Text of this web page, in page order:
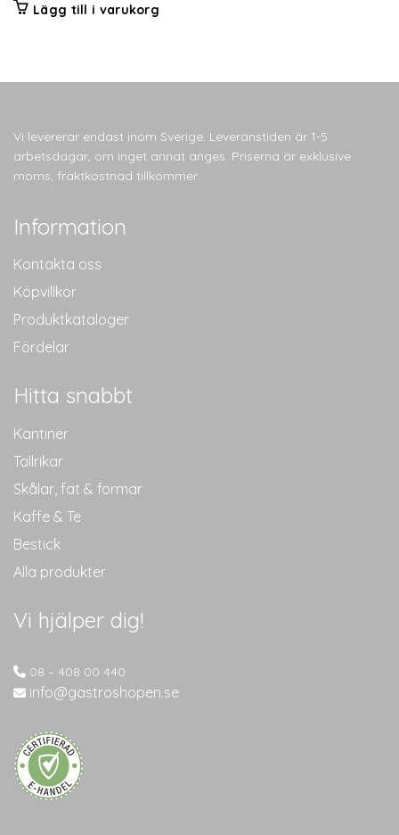
Lägg till i varukorg
Vi levererar endast inom Sverige. Leveranstiden är 1-5
arbetsdagar, om inget annat anges. Priserna är exklusive
moms, fraktkostnad tillkommer.
Information
Kontakta oss
Köpvillkor
Produktkataloger
Fördelar
Hitta snabbt
Kantiner
Tallrikar
Skålar, fat & formar
Kaffe & Te
Bestick
Alla produkter
Vi hjälper dig!
08 – 408 00 440
info@gastroshopen.se